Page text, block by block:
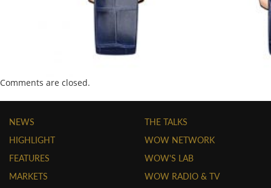
Comments are closed.
NEWS
HIGHLIGHT
FEATURES
MARKETS
THE TALKS
WOW NETWORK
WOW'S LAB
WOW RADIO & TV